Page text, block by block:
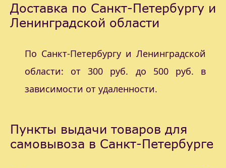
Доставка по Санкт-Петербургу и
Ленинградской области
По Санкт-Петербургу и Ленинградской
области: от 300 руб. до 500 руб. в
зависимости от удаленности.
Пункты выдачи товаров для
самовывоза в Санкт-Петербурге